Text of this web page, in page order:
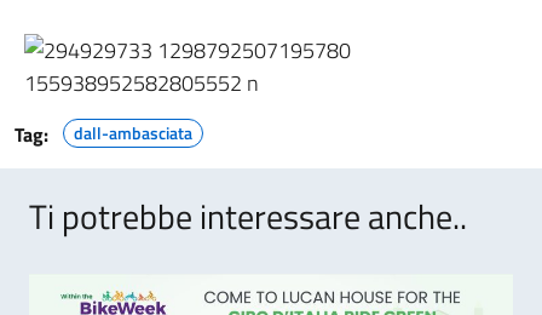
Tag: dall-ambasciata
Ti potrebbe interessare anche..